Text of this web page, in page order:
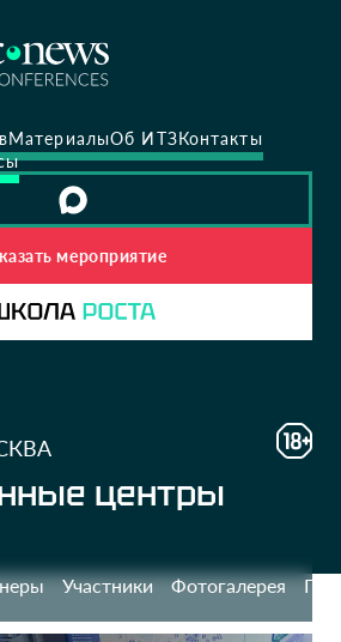
МатериалыОб ИТЗКонтакты
мероприятие
центры
Участники Фотогалерея